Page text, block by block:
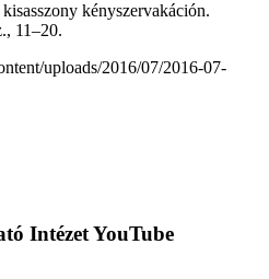
kényszervakáción.
11–20.
uploads/2016/07/2016-07-
Intézet YouTube